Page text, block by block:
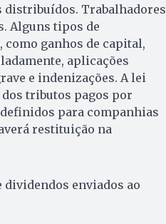
Trabalhadores
Alguns tipos de
como ganhos de capital,
aplicações
e indenizações. A lei
tributos pagos por
para companhias
restituição na
dividendos enviados ao